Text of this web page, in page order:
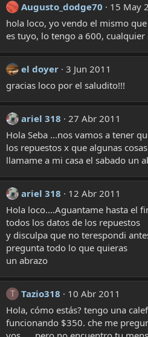
Augusto_dodge70
15 May
hola loco, yo vendo el mismo
es tuyo, lo tengo a 600, cualquier
el doyer 3 Jun 2011
gracias loco por el saludito!!!
ariel 318
27 Abr 2011
Hola Seba ...nos vamos a tener
los repuestos x que algunas
llamame a mi casa el sabado un
ariel 318
12 Abr 2011
Hola loco....Aguantame hasta el
todos los datos de los repuestos
y disculpa que no terespondi
pregunta todo lo que quieras
un abrazo
T Tazio318
10 Abr 2011
Hola, cómo estás? tengo una
funcionando $350. che me